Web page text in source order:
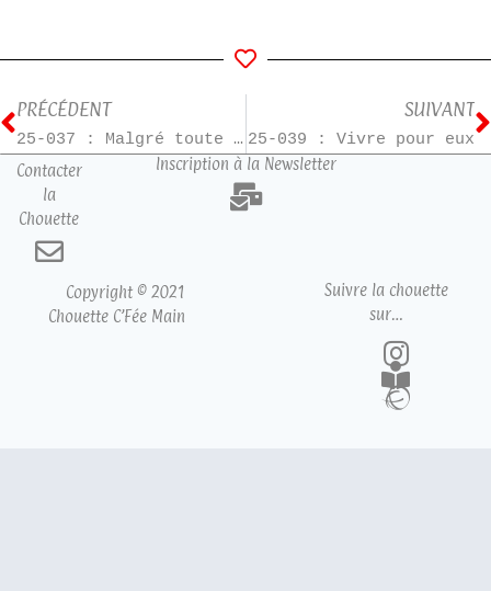
PRÉCÉDENT
25-037 : Malgré toute ma rage
SUIVANT
25-039 : Vivre pour eux
Contacter
la
Chouette
Inscription à la Newsletter
Copyright © 2021
Chouette C’Fée Main
Suivre la chouette
sur…